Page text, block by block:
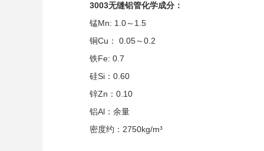
3003无缝铝管化学成分：
锰Mn: 1.0～1.5
铜Cu： 0.05～0.2
铁Fe: 0.7
硅Si：0.60
锌Zn：0.10
铝Al：余量
密度约：2750kg/m³